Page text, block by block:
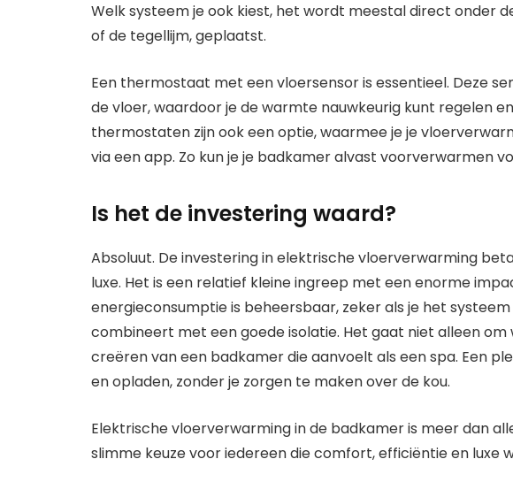
Welk systeem je ook kiest, het wordt meestal direct onder
of de tegellijm, geplaatst.
Een thermostaat met een vloersensor is essentieel. Deze
de vloer, waardoor je de warmte nauwkeurig kunt regelen
thermostaten zijn ook een optie, waarmee je je
via een app. Zo kun je je badkamer alvast voorverwarmen
Is het de investering waard?
Absoluut. De investering in elektrische vloerverwarming
luxe. Het is een relatief kleine ingreep met een enorme
energieconsumptie is beheersbaar, zeker als je het
combineert met een goede isolatie. Het gaat niet alleen
creëren van een badkamer die aanvoelt als een spa. Een
en opladen, zonder je zorgen te maken over de kou.
Elektrische vloerverwarming in de badkamer is meer dan
slimme keuze voor iedereen die comfort, efficiëntie en luxe